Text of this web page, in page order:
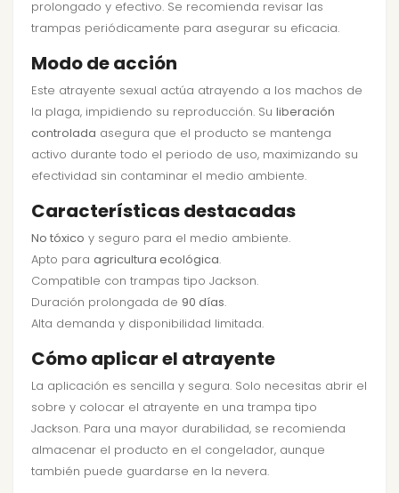
prolongado y efectivo. Se recomienda revisar las
trampas periódicamente para asegurar su eficacia.
Modo de acción
Este atrayente sexual actúa atrayendo a los machos de
la plaga, impidiendo su reproducción. Su liberación
controlada asegura que el producto se mantenga
activo durante todo el periodo de uso, maximizando su
efectividad sin contaminar el medio ambiente.
Características destacadas
No tóxico y seguro para el medio ambiente.
Apto para agricultura ecológica.
Compatible con trampas tipo Jackson.
Duración prolongada de 90 días.
Alta demanda y disponibilidad limitada.
Cómo aplicar el atrayente
La aplicación es sencilla y segura. Solo necesitas abrir el
sobre y colocar el atrayente en una trampa tipo
Jackson. Para una mayor durabilidad, se recomienda
almacenar el producto en el congelador, aunque
también puede guardarse en la nevera.